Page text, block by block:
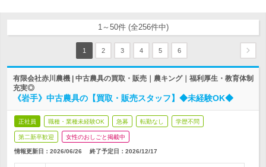
1～50件 (全256件中)
1 2 3 4 5 6
有限会社赤川農機 | 中古農具の買取・販売｜農キング｜福利厚生・教育体制
充実◎
《岩手》中古農具の【買取・販売スタッフ】◆未経験OK◆
正社員 職種・業種未経験OK 急募 転勤なし 学歴不問
第二新卒歓迎 女性のおしごと掲載中
情報更新日：2026/06/26 終了予定日： 2026/12/17